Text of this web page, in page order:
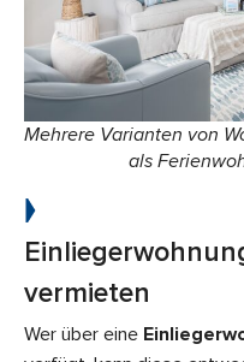
Mehrere Varianten von
als
vermieten
Wer über eine